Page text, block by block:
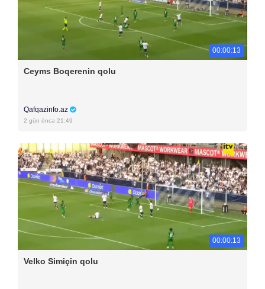
00:00:13
Ceyms Boqerenin qolu
Qafqazinfo.az
2 gün öncə 21:49
00:00:13
Velko Simiçin qolu